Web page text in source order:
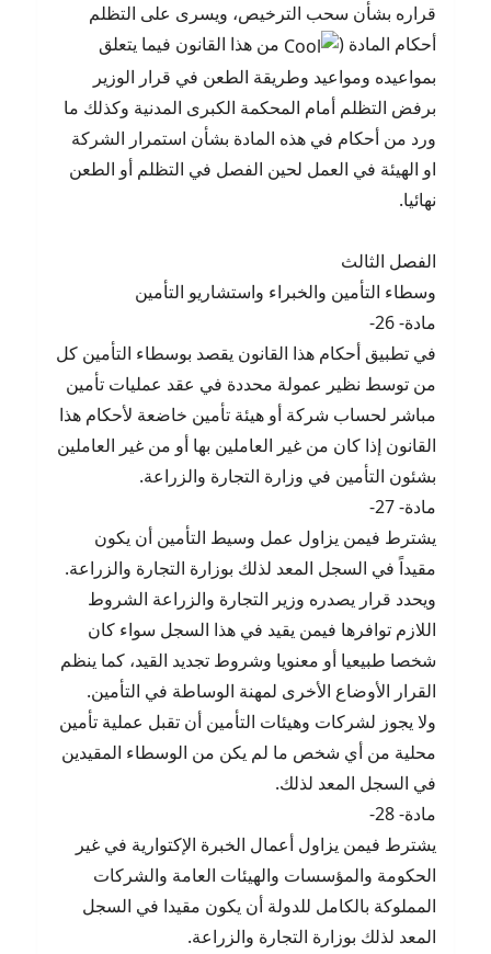
قراره بشأن سحب الترخيص، ويسرى على التظلم
أحكام المادة (
من هذا القانون فيما يتعلق
بمواعيده ومواعيد وطريقة الطعن في قرار الوزير
برفض التظلم أمام المحكمة الكبرى المدنية وكذلك ما
ورد من أحكام في هذه المادة بشأن استمرار الشركة
او الهيئة في العمل لحين الفصل في التظلم أو الطعن
نهائيا.
الفصل الثالث
وسطاء التأمين والخبراء واستشاريو التأمين
مادة- 26-
في تطبيق أحكام هذا القانون يقصد بوسطاء التأمين كل
من توسط نظير عمولة محددة في عقد عمليات تأمين
مباشر لحساب شركة أو هيئة تأمين خاضعة لأحكام هذا
القانون إذا كان من غير العاملين بها أو من غير العاملين
بشئون التأمين في وزارة التجارة والزراعة.
مادة- 27-
يشترط فيمن يزاول عمل وسيط التأمين أن يكون
مقيداً في السجل المعد لذلك بوزارة التجارة والزراعة.
ويحدد قرار يصدره وزير التجارة والزراعة الشروط
اللازم توافرها فيمن يقيد في هذا السجل سواء كان
شخصا طبيعيا أو معنويا وشروط تجديد القيد، كما ينظم
القرار الأوضاع الأخرى لمهنة الوساطة في التأمين.
ولا يجوز لشركات وهيئات التأمين أن تقبل عملية تأمين
محلية من أي شخص ما لم يكن من الوسطاء المقيدين
في السجل المعد لذلك.
مادة- 28-
يشترط فيمن يزاول أعمال الخبرة الإكتوارية في غير
الحكومة والمؤسسات والهيئات العامة والشركات
المملوكة بالكامل للدولة أن يكون مقيدا في السجل
المعد لذلك بوزارة التجارة والزراعة.